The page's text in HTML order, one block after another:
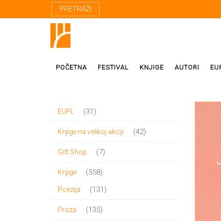
PRETRAŽI
POČETNA FESTIVAL KNJIGE AUTORI
Učesnici
EUPL 3131
Knjige na velikoj akciji 4242
Gift Shop 77
Knjige 358358
proizvoda
Poezija 131131
Proza 135135